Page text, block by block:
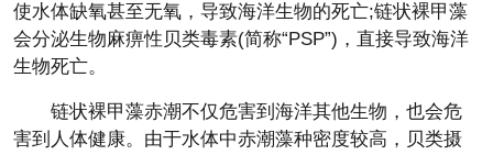
使水体缺氧甚至无氧，导致海洋生物的死亡;链状裸甲藻
会分泌生物麻痹性贝类毒素(简称“PSP”)，直接导致海洋
生物死亡。
链状裸甲藻赤潮不仅危害到海洋其他生物，也会危
害到人体健康。由于水体中赤潮藻种密度较高，贝类摄